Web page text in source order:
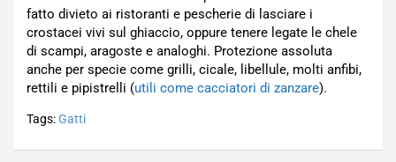
fatto divieto ai ristoranti e pescherie di lasciare i
crostacei vivi sul ghiaccio, oppure tenere legate le chele
di scampi, aragoste e analoghi. Protezione assoluta
anche per specie come grilli, cicale, libellule, molti anfibi,
rettili e pipistrelli (utili come cacciatori di zanzare).
Tags:Gatti